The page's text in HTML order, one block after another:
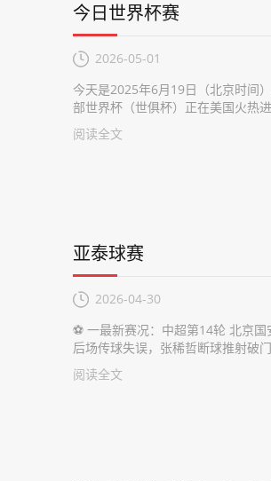
今日世界杯赛
2026-05-01
今天是2025年6月19日（北京时间
部世界杯（世俱杯）正在美国火热
阅读全文
亚泰球赛
2026-04-30
⚽ 一最新赛况：中超第14轮 北京
后场传球失误，张稀哲断球推射破
阅读全文